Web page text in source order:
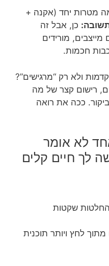
מטרות יחד (אקנה +
כן, אבל זה
מורידים
חכמות.
ולא רק “מרגישים”?
רישום קצר של מה
ככה את רואה
לא אומר
לך חיים קלים
החלטות שקטות
לחץ ויותר תוכנית